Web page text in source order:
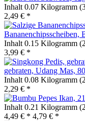
Inhalt 0.07 Kilogramm
2,49 € *
Bananenchipsscheiben,
Inhalt 0.15 Kilogramm
3,99 € *
gebraten, Udang Mas,
Inhalt 0.08 Kilogramm
2,29 € *
Inhalt 0.21 Kilogramm
4,49 € * 4,79 € *